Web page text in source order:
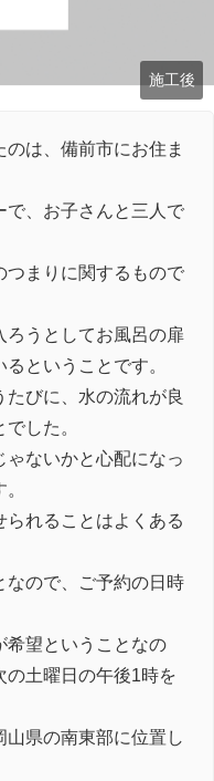
施工後
は、備前市にお住ま
で、お子さんと三人で
つまりに関するもので
ろうとしてお風呂の扉
ということです。
びに、水の流れが良
した。
ゃないかと心配になっ
れることはよくある
なので、ご予約の日時
希望ということなの
の土曜日の午後1時を
県の南東部に位置し